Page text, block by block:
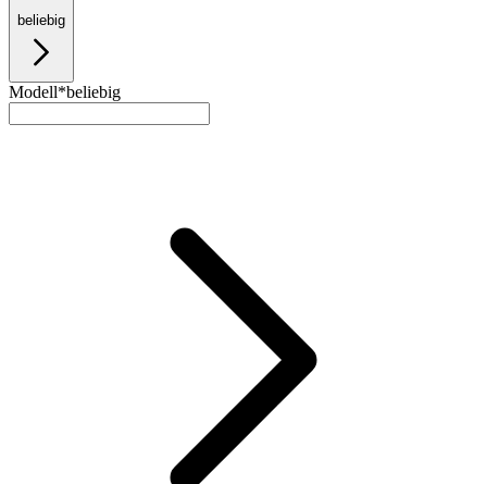
beliebig
Modell*beliebig